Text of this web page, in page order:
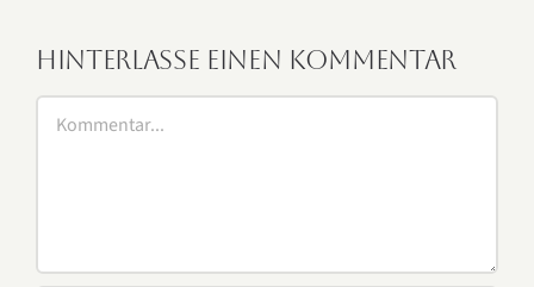
Hinterlasse einen Kommentar
Kommentar